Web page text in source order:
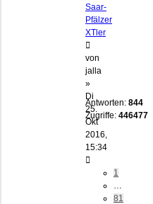
Saar-
Pfälzer
XTler
von
jalla
»
Di
25.
Okt
2016,
15:34
1
81
Antworten: 844
Zugriffe: 446477